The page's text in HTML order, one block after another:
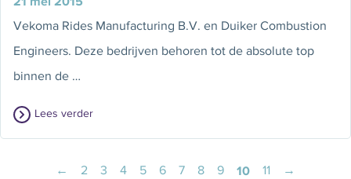
Vekoma Rides Manufacturing B.V. en Duiker Combustion
Engineers. Deze bedrijven behoren tot de absolute top
binnen de …
Lees verder
← 2 3 4 5 6 7 8 9 10 11 →